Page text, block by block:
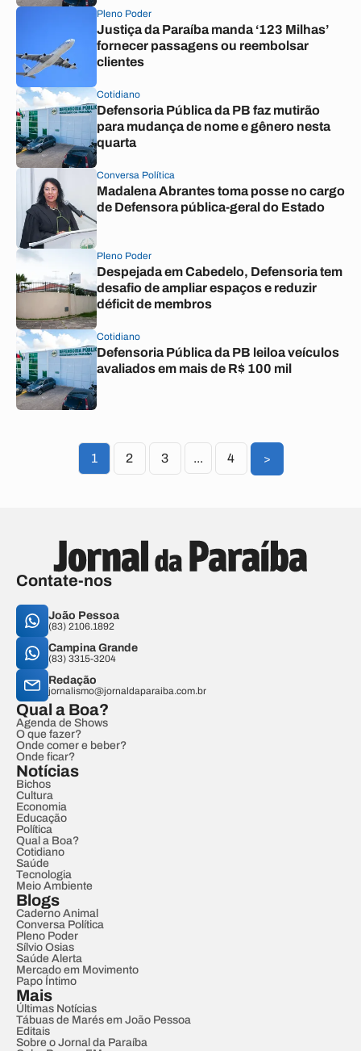
Pleno Poder
Justiça da Paraíba manda ‘123 Milhas’
fornecer passagens ou reembolsar
clientes
Cotidiano
Defensoria Pública da PB faz mutirão
para mudança de nome e gênero nesta
quarta
Conversa Política
Madalena Abrantes toma posse no cargo
de Defensora pública-geral do Estado
Pleno Poder
Despejada em Cabedelo, Defensoria tem
desafio de ampliar espaços e reduzir
déficit de membros
Cotidiano
Defensoria Pública da PB leiloa veículos
avaliados em mais de R$ 100 mil
1 2 3 ... 4 >
Contate-nos
João Pessoa
(83) 2106.1892
Campina Grande
(83) 3315-3204
Redação
jornalismo@jornaldaparaiba.com.br
Qual a Boa?
Agenda de Shows
O que fazer?
Onde comer e beber?
Onde ficar?
Notícias
Bichos
Cultura
Economia
Educação
Política
Qual a Boa?
Cotidiano
Saúde
Tecnologia
Meio Ambiente
Blogs
Caderno Animal
Conversa Política
Pleno Poder
Sílvio Osias
Saúde Alerta
Mercado em Movimento
Papo Íntimo
Mais
Últimas Notícias
Tábuas de Marés em João Pessoa
Editais
Sobre o Jornal da Paraíba